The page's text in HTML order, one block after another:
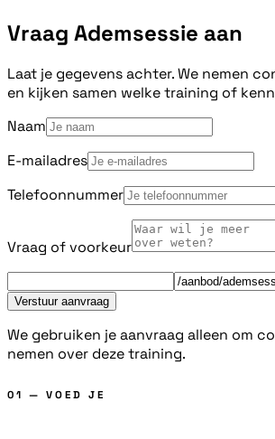
Vraag Ademsessie aan
Laat je gegevens achter. We nemen
en kijken samen welke training of
Naam
E-mailadres
Telefoonnummer
Vraag of voorkeur
Verstuur aanvraag
We gebruiken je aanvraag alleen om
nemen over deze training.
01 — VOED JE